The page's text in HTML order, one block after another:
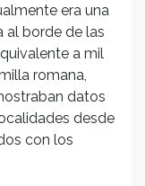
era una
al borde de las
a mil
romana,
datos
desde
con los